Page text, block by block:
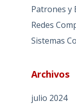
Patrones y
Redes
Sistemas
Archivos
julio 2024